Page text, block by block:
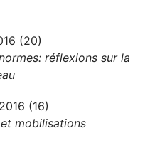
(20)
réflexions sur la
(16)
mobilisations